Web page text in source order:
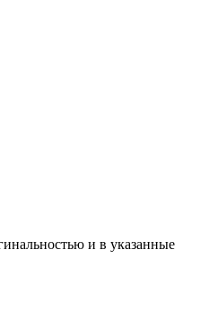
и в указанные